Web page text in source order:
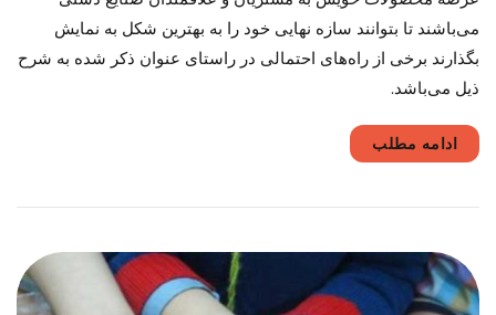
می‌باشند تا بتوانند سازه نهایی خود را به بهترین شکل به نمایش
بگذارند برخی از راه‌های احتمالی در راستای عنوان ذکر شده به شرح
ذیل می‌باشد.
ادامه مطلب